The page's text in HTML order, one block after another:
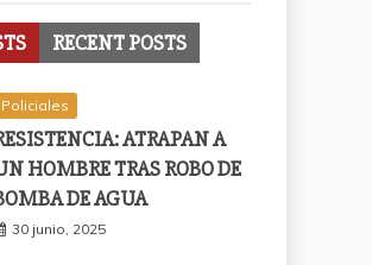
RECENT POSTS
Policiales
ATRAPAN A
HOMBRE TRAS ROBO DE
DE AGUA
30 junio, 2025